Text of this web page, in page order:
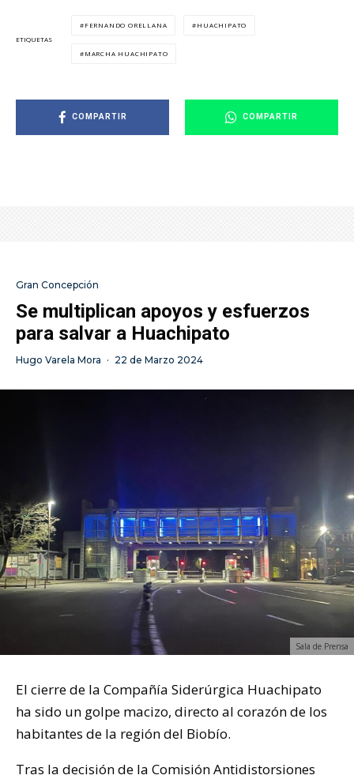
ETIQUETAS
FERNANDO ORELLANA HUACHIPATO
MARCHA HUACHIPATO
COMPARTIR COMPARTIR
Gran Concepción
Se multiplican apoyos y esfuerzos
para salvar a Huachipato
Hugo Varela Mora · 22 de Marzo 2024
Sala de Prensa
El cierre de la Compañía Siderúrgica Huachipato
ha sido un golpe macizo, directo al corazón de los
habitantes de la región del Biobío.
Tras la decisión de la Comisión Antidistorsiones